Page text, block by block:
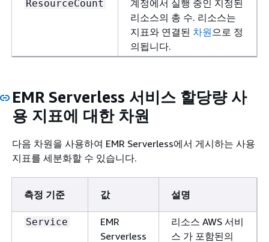
ResourceCount
계정에서 실행 중인 지정된
리소스의 총 수. 리소스는
지표와 연결된 차원 으로 정
의됩니다.
EMR Serverless 서비스 할당량 사
용 지표에 대한 차원
다음 차원을 사용하여 EMR Serverless에서 게시하는 사용
지표를 세분화할 수 있습니다.
측정 기준 값 설명
Service
EMR
Serverless
리소스 AWS 서비
스 가 포함된의